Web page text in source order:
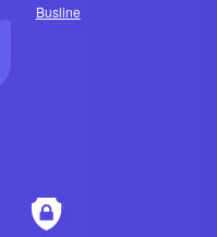
Busline